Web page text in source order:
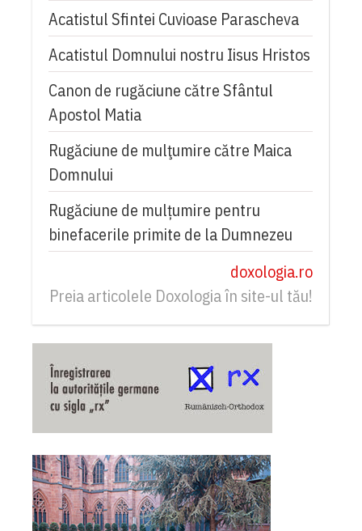
Acatistul Sfintei Cuvioase Parascheva
Acatistul Domnului nostru Iisus Hristos
Canon de rugăciune către Sfântul
Apostol Matia
Rugăciune de mulţumire către Maica
Domnului
Rugăciune de mulțumire pentru
binefacerile primite de la Dumnezeu
doxologia.ro
Preia articolele Doxologia în site-ul tău!